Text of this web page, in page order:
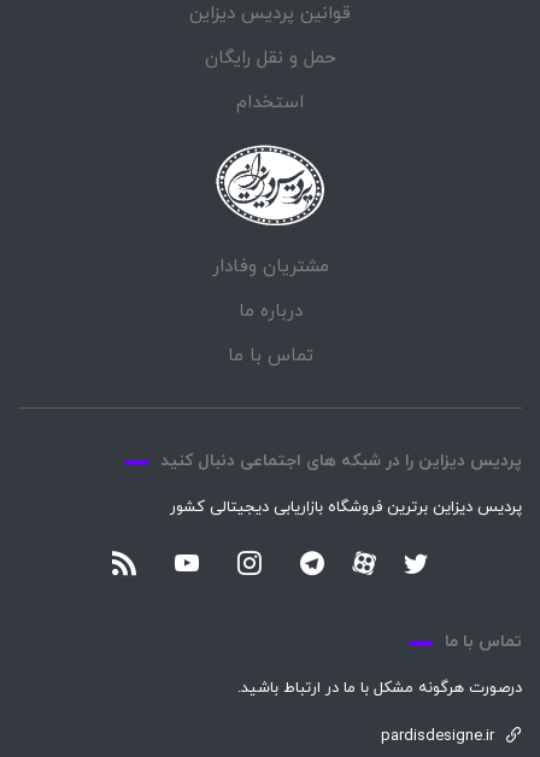
قوانین پردیس دیزاین
حمل و نقل رایگان
استخدام
مشتریان وفادار
درباره ما
تماس با ما
پردیس دیزاین را در شبکه های اجتماعی دنبال کنید
پردیس دیزاین برترین فروشگاه بازاریابی دیجیتالی کشور
تماس با ما
درصورت هرگونه مشکل با ما در ارتباط باشید.
pardisdesigne.ir